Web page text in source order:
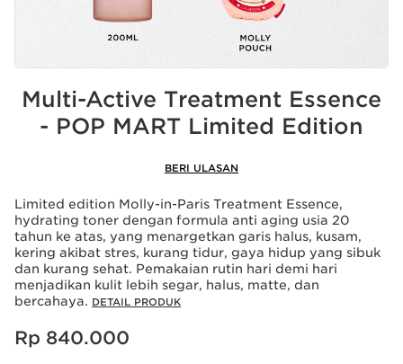
Multi-Active Treatment Essence
- POP MART Limited Edition
BERI ULASAN
Limited edition Molly-in-Paris Treatment Essence,
hydrating toner dengan formula anti aging usia 20
tahun ke atas, yang menargetkan garis halus, kusam,
kering akibat stres, kurang tidur, gaya hidup yang sibuk
dan kurang sehat. Pemakaian rutin hari demi hari
menjadikan kulit lebih segar, halus, matte, dan
bercahaya. DETAIL PRODUK
Harga sekarang Rp 840.000
Rp 840.000